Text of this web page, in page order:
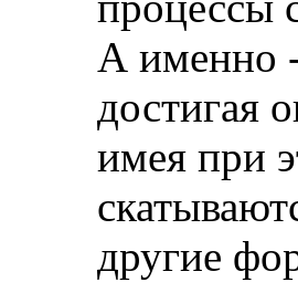
А именно
достигая
имея при
другие